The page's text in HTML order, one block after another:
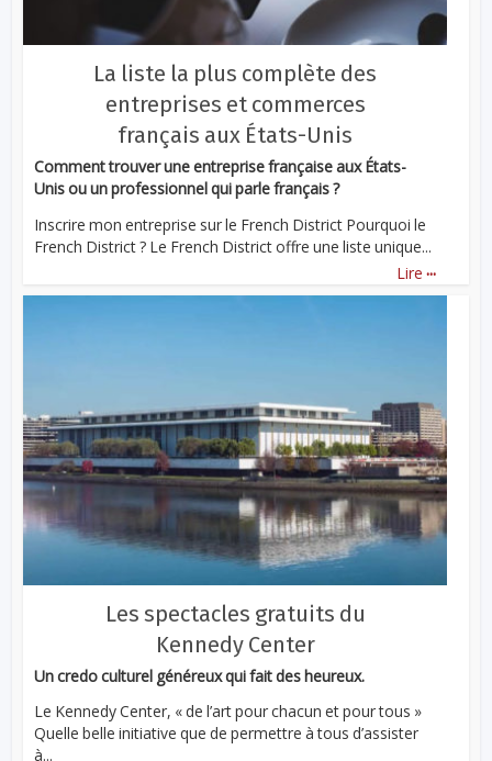
La liste la plus complète des
entreprises et commerces
français aux États-Unis
Comment trouver une entreprise française aux États-
Unis ou un professionnel qui parle français ?
Inscrire mon entreprise sur le French District Pourquoi le
French District ? Le French District offre une liste unique...
Lire ...
Les spectacles gratuits du
Kennedy Center
Un credo culturel généreux qui fait des heureux.
Le Kennedy Center, « de l’art pour chacun et pour tous »
Quelle belle initiative que de permettre à tous d’assister
à...